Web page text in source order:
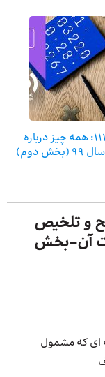
قسمت 111: همه چیز درباره
دوم)
تنقیح و تلخیص
آن-بخش
ای که مشمول